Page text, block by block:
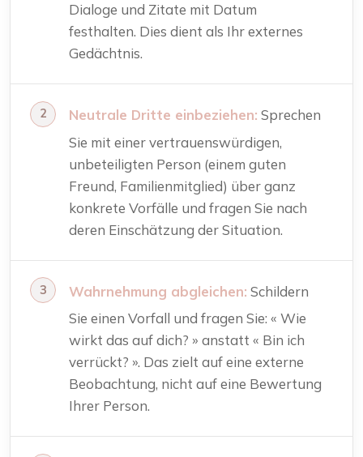
Dialoge und Zitate mit Datum
festhalten. Dies dient als Ihr externes
Gedächtnis.
Neutrale Dritte einbeziehen: Sprechen
Sie mit einer vertrauenswürdigen,
unbeteiligten Person (einem guten
Freund, Familienmitglied) über ganz
konkrete Vorfälle und fragen Sie nach
deren Einschätzung der Situation.
Wahrnehmung abgleichen: Schildern
Sie einen Vorfall und fragen Sie: « Wie
wirkt das auf dich? » anstatt « Bin ich
verrückt? ». Das zielt auf eine externe
Beobachtung, nicht auf eine Bewertung
Ihrer Person.